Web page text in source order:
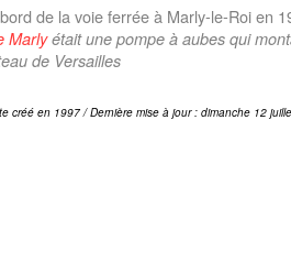
de la voie ferrée à Marly-le-Roi en
Marlyétait une pompe à aubes qui
de Versailles
créé en 1997 / Dernière mise à jour : dimanche 12